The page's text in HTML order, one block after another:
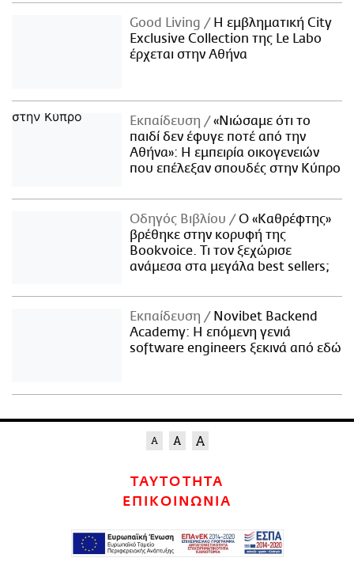
Good Living
Η εμβληματική City
Exclusive Collection της Le Labo
έρχεται στην Αθήνα
Εκπαίδευση
«Νιώσαμε ότι το
παιδί δεν έφυγε ποτέ από την
Αθήνα»: Η εμπειρία οικογενειών
που επέλεξαν σπουδές στην Κύπρο
Οδηγός Βιβλίου
Ο «Καθρέφτης»
βρέθηκε στην κορυφή της
Bookvoice. Τι τον ξεχώρισε
ανάμεσα στα μεγάλα best sellers;
Εκπαίδευση
Novibet Backend
Academy: Η επόμενη γενιά
software engineers ξεκινά από εδώ
ΤΑΥΤΟΤΗΤΑ
ΕΠΙΚΟΙΝΩΝΙΑ